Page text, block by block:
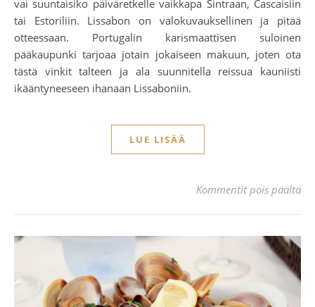
vai suuntaisiko päiväretkelle vaikkapa Sintraan, Cascaisiin
tai Estoriliin. Lissabon on valokuvauksellinen ja pitää
otteessaan. Portugalin karismaattisen suloinen
pääkaupunki tarjoaa jotain jokaiseen makuun, joten ota
tästä vinkit talteen ja ala suunnitella reissua kauniisti
ikääntyneeseen ihanaan Lissaboniin.
LUE LISÄÄ
Kommentit pois päältä